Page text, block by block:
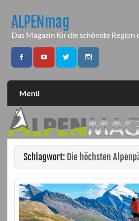
contentALPENmag
Das Magazin für die schönste Region
Menü
Schlagwort: Die höchsten